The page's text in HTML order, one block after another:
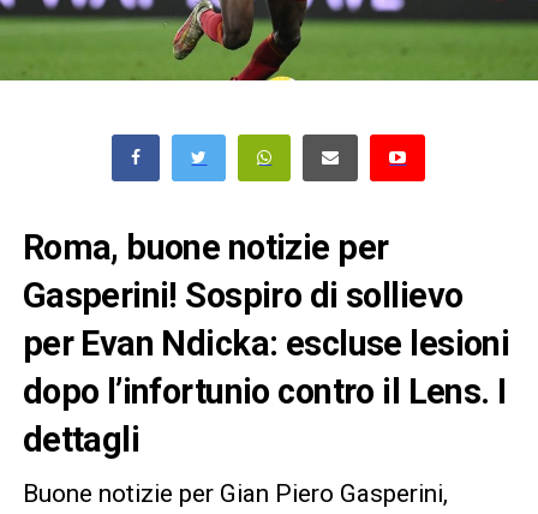
Roma, buone notizie per
Gasperini! Sospiro di sollievo
per Evan Ndicka: escluse lesioni
dopo l’infortunio contro il Lens. I
dettagli
Buone notizie per Gian Piero Gasperini,